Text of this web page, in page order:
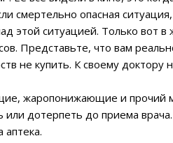
смертельно опасная
этой ситуацией. Только вот
Представьте, что вам
не купить. К своему
жаропонижающие и прочий
дотерпеть до приема